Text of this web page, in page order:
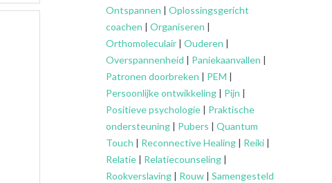
Ontspannen | Oplossingsgericht
coachen | Organiseren |
Orthomoleculair | Ouderen |
Overspannenheid | Paniekaanvallen |
Patronen doorbreken | PEM |
Persoonlijke ontwikkeling | Pijn |
Positieve psychologie | Praktische
ondersteuning | Pubers | Quantum
Touch | Reconnective Healing | Reiki |
Relatie | Relatiecounseling |
Rookverslaving | Rouw | Samengesteld